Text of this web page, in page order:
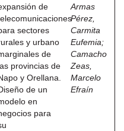
de
sectores
y urbano
de
provincias de
y Orellana.
de un
en
para
Armas
Pérez,
Carmita
Eufemia;
Camacho
Zeas,
Marcelo
Efraín